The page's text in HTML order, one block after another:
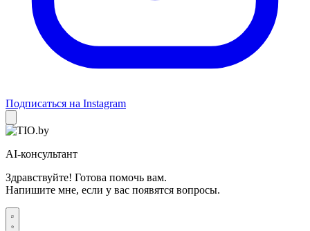
Подписаться на Instagram
AI-консультант
Здравствуйте! Готова помочь вам.
Напишите мне, если у вас появятся вопросы.